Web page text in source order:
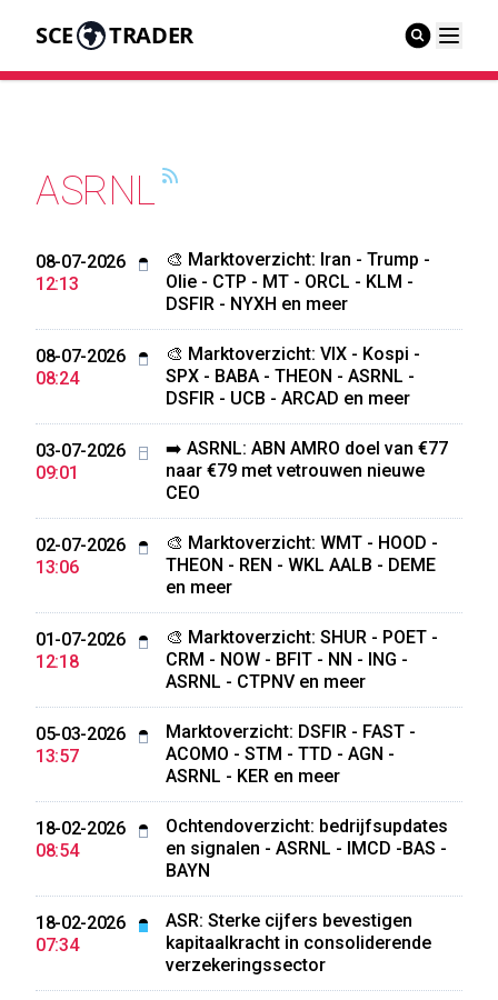
SCE TRADER
ASRNL
08-07-2026
12:13
🎨 Marktoverzicht: Iran - Trump -
Olie - CTP - MT - ORCL - KLM -
DSFIR - NYXH en meer
08-07-2026
08:24
🎨 Marktoverzicht: VIX - Kospi -
SPX - BABA - THEON - ASRNL -
DSFIR - UCB - ARCAD en meer
03-07-2026
09:01
➡️ ASRNL: ABN AMRO doel van €77
naar €79 met vetrouwen nieuwe
CEO
02-07-2026
13:06
🎨 Marktoverzicht: WMT - HOOD -
THEON - REN - WKL AALB - DEME
en meer
01-07-2026
12:18
🎨 Marktoverzicht: SHUR - POET -
CRM - NOW - BFIT - NN - ING -
ASRNL - CTPNV en meer
05-03-2026
13:57
Marktoverzicht: DSFIR - FAST -
ACOMO - STM - TTD - AGN -
ASRNL - KER en meer
18-02-2026
08:54
Ochtendoverzicht: bedrijfsupdates
en signalen - ASRNL - IMCD -BAS -
BAYN
18-02-2026
07:34
ASR: Sterke cijfers bevestigen
kapitaalkracht in consoliderende
verzekeringssector